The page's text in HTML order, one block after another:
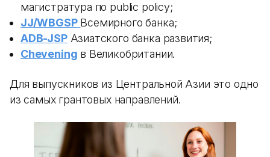
магистратура по public policy;
JJ/WBGSP Всемирного банка;
ADB-JSPАзиатского банка развития;
Chevening в Великобритании.
Для выпускников из Центральной Азии это одно
из самых грантовых направлений.